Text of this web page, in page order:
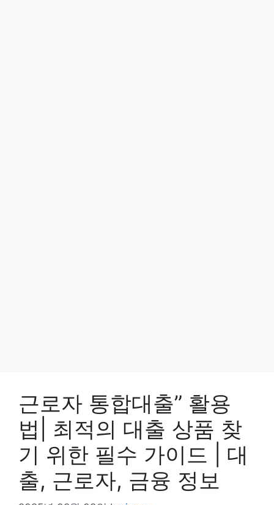
근로자 통합대출” 활용
법| 최적의 대출 상품 찾
기 위한 필수 가이드 | 대
출, 근로자, 금융 정보